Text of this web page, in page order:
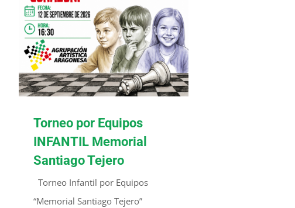
Torneo por Equipos
INFANTIL Memorial
Santiago Tejero
Torneo Infantil por Equipos
“Memorial Santiago Tejero”